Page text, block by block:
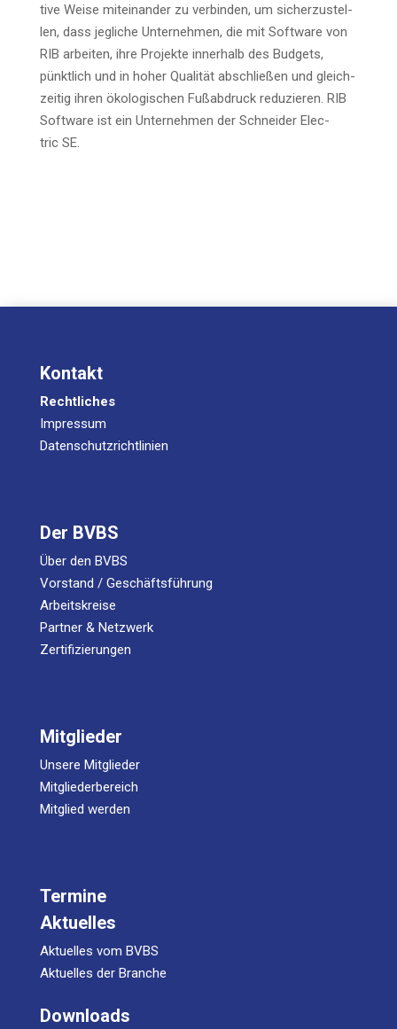
ti­ve Wei­se mit­ein­an­der zu ver­bin­den, um sicher­zu­stel­
len, dass jeg­li­che Unter­neh­men, die mit Soft­ware von
RIB arbei­ten, ihre Pro­jek­te inner­halb des Bud­gets,
pünkt­lich und in hoher Qua­li­tät abschlie­ßen und gleich­
zei­tig ihren öko­lo­gi­schen Fuß­ab­druck redu­zie­ren. RIB
Soft­ware ist ein Unter­neh­men der Schnei­der Elec­
tric SE.
Kontakt
Rechtliches
Impressum
Datenschutzrichtlinien
Der BVBS
Über den BVBS
Vorstand / Geschäftsführung
Arbeitskreise
Partner & Netzwerk
Zertifizierungen
Mitglieder
Unsere Mitglieder
Mitgliederbereich
Mitglied werden
Termine
Aktuelles
Aktuelles vom BVBS
Aktuelles der Branche
Downloads